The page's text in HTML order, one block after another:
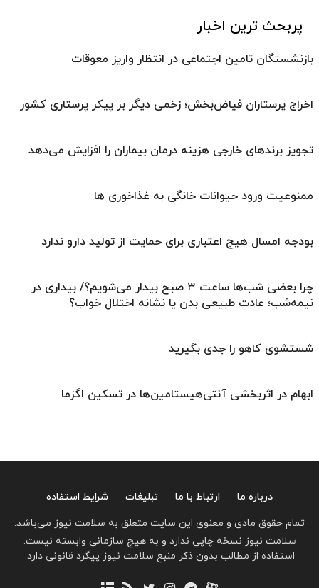
پربحث ترین اخبار
بازنشستگان تامین اجتماعی در انتظار واریز معوقات
اخراج پرستاران فیاض‌بخش؛ زخمی دیگر بر پیکر پرستاری کشور
تجویز برندهای خارجی هزینه درمان بیماران را افزایش می‌دهد
ممنوعیت ورود حیوانات خانگی به غذاخوری ها
بودجه امسال هیچ اعتباری برای حمایت از تولید دارو ندارد
چرا بعضی شب‌ها ساعت ۳ صبح بیدار می‌شویم؟/ بیداری در
نیمه‌شب؛ عادت طبیعی بدن یا نشانه اختلال خواب؟
شستشوی کاهو را جدی بگیرید
ابهام در اثربخشی آنتی‌هیستامین‌ها در تسکین اگزما
درباره ما ارتباط با ما تبلیغات
شرایط استفاده
تمام حقوق مادی و معنوی این سایت متعلق به سلامت نیوز می‌باشد.
سلامت نیوز نسخه چاپی ندارد و به هیچ سازمانی وابسته نیست.
استفاده از مطالب بدون ذکر منبع سلامت نیوز پیگرد قانونی دارد.